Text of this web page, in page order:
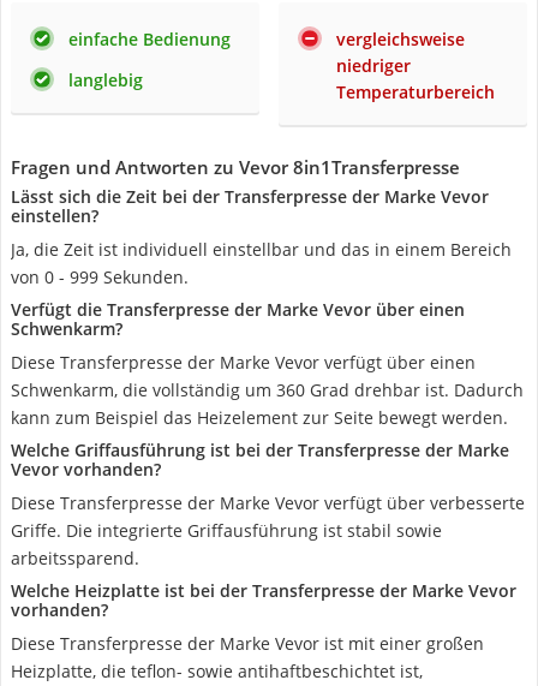
einfache Bedienung
langlebig
vergleichsweise
niedriger
Temperaturbereich
Fragen und Antworten zu Vevor ‎8in1Transferpresse
Lässt sich die Zeit bei der Transferpresse der Marke Vevor
einstellen?
Ja, die Zeit ist individuell einstellbar und das in einem Bereich
von 0 - 999 Sekunden.
Verfügt die Transferpresse der Marke Vevor über einen
Schwenkarm?
Diese Transferpresse der Marke Vevor verfügt über einen
Schwenkarm, die vollständig um 360 Grad drehbar ist. Dadurch
kann zum Beispiel das Heizelement zur Seite bewegt werden.
Welche Griffausführung ist bei der Transferpresse der Marke
Vevor vorhanden?
Diese Transferpresse der Marke Vevor verfügt über verbesserte
Griffe. Die integrierte Griffausführung ist stabil sowie
arbeitssparend.
Welche Heizplatte ist bei der Transferpresse der Marke Vevor
vorhanden?
Diese Transferpresse der Marke Vevor ist mit einer großen
Heizplatte, die teflon- sowie antihaftbeschichtet ist,